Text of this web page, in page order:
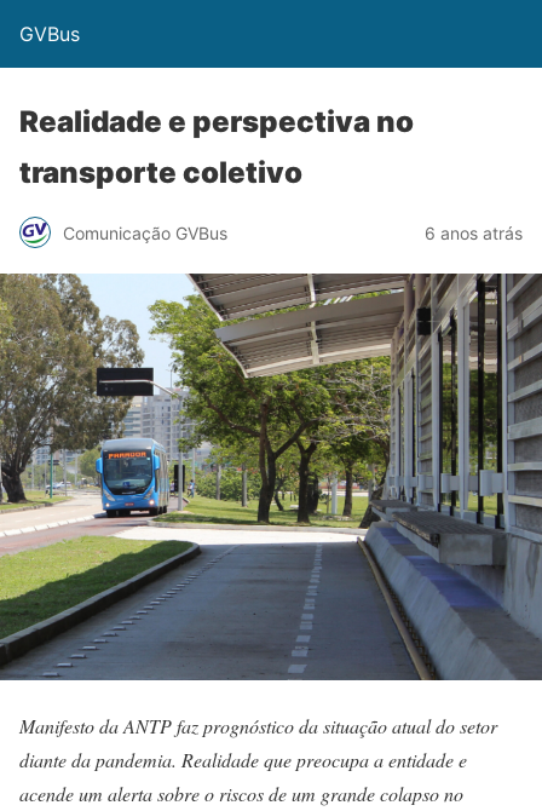
GVBus
Realidade e perspectiva no
transporte coletivo
Comunicação GVBus 6 anos atrás
Manifesto da ANTP faz prognóstico da situação atual do setor
diante da pandemia. Realidade que preocupa a entidade e
acende um alerta sobre o riscos de um grande colapso no